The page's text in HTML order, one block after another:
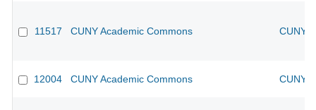
11517 CUNY Academic Commons CUNY
12004 CUNY Academic Commons CUNY